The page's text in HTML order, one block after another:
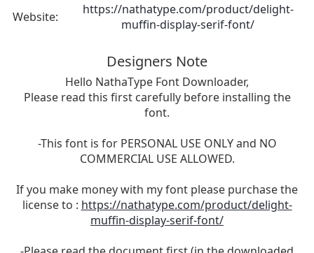
Website:
https://nathatype.com/product/delight-
muffin-display-serif-font/
Designers Note
Hello NathaType Font Downloader,
Please read this first carefully before installing the
font.
-This font is for PERSONAL USE ONLY and NO
COMMERCIAL USE ALLOWED.
If you make money with my font please purchase the
license to : https://nathatype.com/product/delight-
muffin-display-serif-font/